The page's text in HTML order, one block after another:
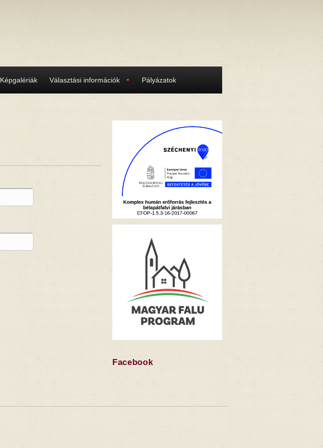
Képgalériák Választási információk Pályázatok
Facebook